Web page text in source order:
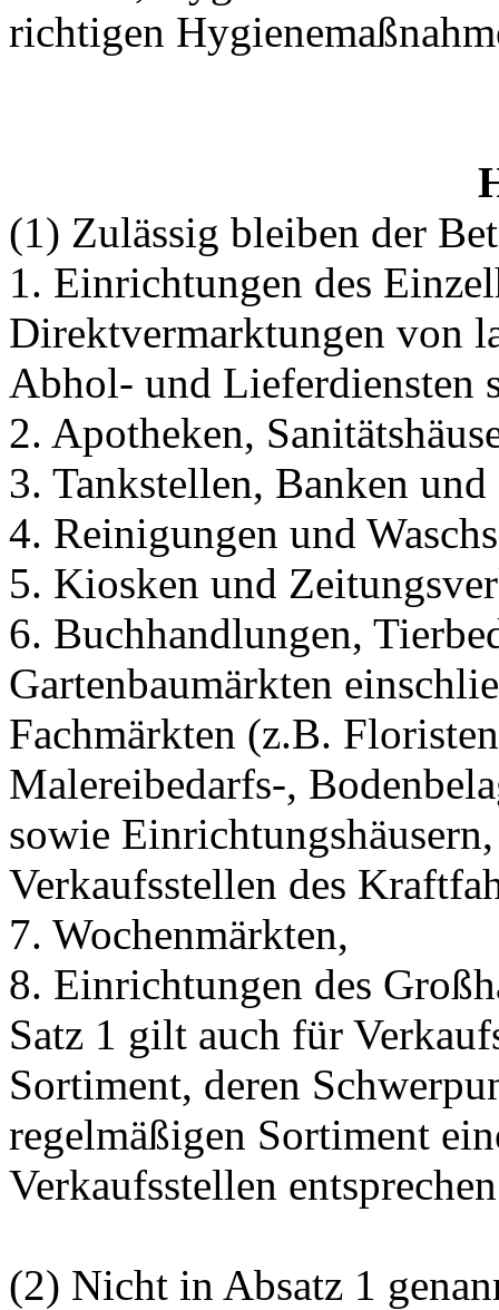
richtigen
(1) Zulässig bleiben der
1. Einrichtungen des
Direktvermarktungen von
Abhol- und Lieferdiensten
2. Apotheken,
3. Tankstellen, Banken
4. Reinigungen und
5. Kiosken und
6. Buchhandlungen,
Gartenbaumärkten
Fachmärkten (z.B.
Malereibedarfs-,
sowie
Verkaufsstellen des
7. Wochenmärkten,
8. Einrichtungen des
Satz 1 gilt auch für
Sortiment, deren
regelmäßigen Sortiment
Verkaufsstellen
(2) Nicht in Absatz 1